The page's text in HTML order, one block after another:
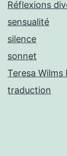
Réflexions
sensualité
silence
sonnet
Teresa Wilms
traduction